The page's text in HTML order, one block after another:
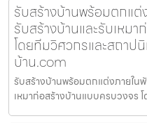
รับสร้างบ้านพร้อมตกแต่
รับสร้างบ้านและรับเหม
โดยทีมวิศวกรและสถาป
บ้าน.com
รับสร้างบ้านพร้อมตกแต่งภายใน
เหมาก่อสร้างบ้านแบบครบวงจร